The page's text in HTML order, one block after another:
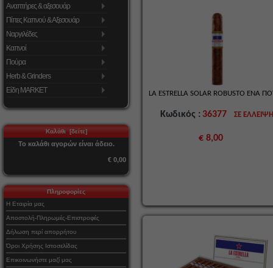
Αναπτήρες & αξεσουάρ
Πίπες Καπνού & Αξεσουάρ
Ναργιλέδες
Καπνοί
Πούρα
Herb & Grinders
Είδη MARKET
Καλάθι [δείτε]
Το καλάθι αγορών είναι άδειο.
€ 0,00
Πληροφορίες
Η Εταιρία μας
Αποστολή-Πληρωμές-Επιστροφές
Δήλωση περί απορρήτου
Όροι Χρήσης Ιστοσελίδας
Επικοινωνήστε μαζί μας
LA ESTRELLA SOLAR ROBUSTO ΕΝΑ
Κωδικός : 36377 ΣΕ
€ 8,00